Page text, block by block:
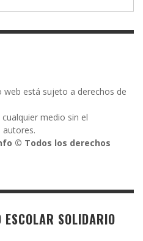
está sujeto a derechos de
medio sin el
© Todos los derechos
SOLIDARIO